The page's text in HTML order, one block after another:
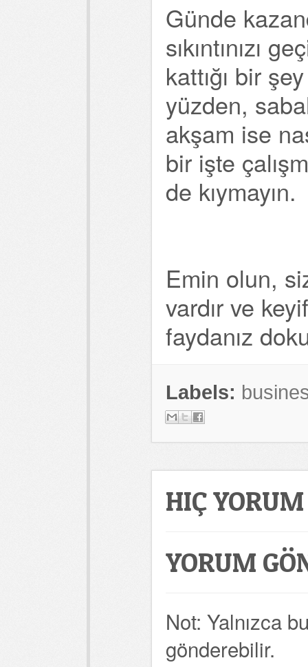
Günde
sıkıntınızı
kattığı bir
yüzden,
akşam ise
bir işte
de kıymayın.
Emin olun,
vardır ve
faydanız
Labels:
HIÇ
YORUM
Not: Yalnızca
gönderebilir.